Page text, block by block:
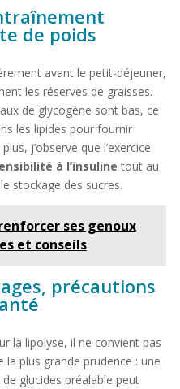
de poids
avant le petit-déjeuner,
les réserves de graisses.
de glycogène sont bas, ce
les lipides pour fournir
j’observe que l’exercice
à l’insuline tout au
stockage des sucres.
ses genoux
et conseils
précautions
la lipolyse, il ne convient pas
plus grande prudence : une
glucides préalable peut